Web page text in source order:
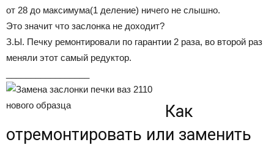
от 28 до максимума(1 деление) ничего не слышно.
Это значит что заслонка не доходит?
З.Ы. Печку ремонтировали по гарантии 2 раза, во второй раз
меняли этот самый редуктор.
Как
отремонтировать или заменить